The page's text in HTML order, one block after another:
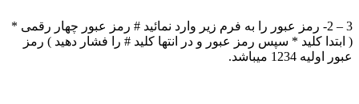
3 – 2- رمز عبور را به فرم زیر وارد نمائید # رمز عبور چهار رقمی *
( ابتدا کلید * سپس رمز عبور و در انتها کلید # را فشار دهید ) رمز
عبور اولیه 1234 میباشد.